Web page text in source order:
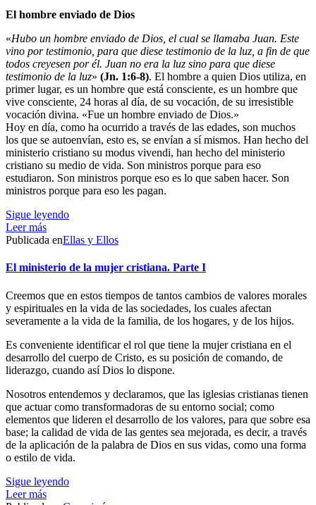
El hombre enviado de Dios
«Hubo un hombre enviado de Dios, el cual se llamaba Juan. Este
vino por testimonio, para que diese testimonio de la luz, a fin de que
todos creyesen por él. Juan no era la luz sino para que diese
testimonio de la luz» (Jn. 1:6-8). El hombre a quien Dios utiliza, en
primer lugar, es un hombre que está consciente, es un hombre que
vive consciente, 24 horas al día, de su vocación, de su irresistible
vocación divina. «Fue un hombre enviado de Dios.»
Hoy en día, como ha ocurrido a través de las edades, son muchos
los que se autoenvían, esto es, se envían a sí mismos. Han hecho del
ministerio cristiano su modus vivendi, han hecho del ministerio
cristiano su medio de vida. Son ministros porque para eso
estudiaron. Son ministros porque eso es lo que saben hacer. Son
ministros porque para eso les pagan.
Sigue leyendo
Leer más
Publicada enEllas y Ellos
El ministerio de la mujer cristiana. Parte I
Creemos que en estos tiempos de tantos cambios de valores morales
y espirituales en la vida de las sociedades, los cuales afectan
severamente a la vida de la familia, de los hogares, y de los hijos.
Es conveniente identificar el rol que tiene la mujer cristiana en el
desarrollo del cuerpo de Cristo, es su posición de comando, de
liderazgo, cuando así Dios lo dispone.
Nosotros entendemos y declaramos, que las iglesias cristianas tienen
que actuar como transformadoras de su entorno social; como
elementos que lideren el desarrollo de los valores, para que sobre esa
base; la calidad de vida de las gentes sea mejorada, es decir, a través
de la aplicación de la palabra de Dios en sus vidas, como una forma
o estilo de vida.
Sigue leyendo
Leer más